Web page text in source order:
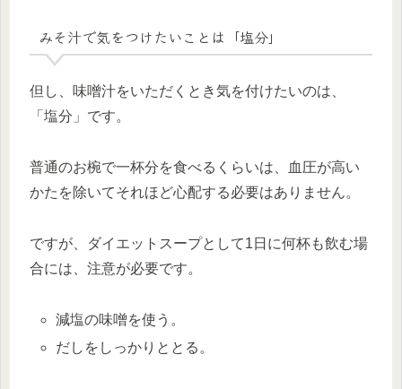
みそ汁で気をつけたいことは「塩分」
但し、味噌汁をいただくとき気を付けたいのは、
「塩分」です。
普通のお椀で一杯分を食べるくらいは、血圧が高い
かたを除いてそれほど心配する必要はありません。
ですが、ダイエットスープとして1日に何杯も飲む場
合には、注意が必要です。
減塩の味噌を使う。
だしをしっかりととる。